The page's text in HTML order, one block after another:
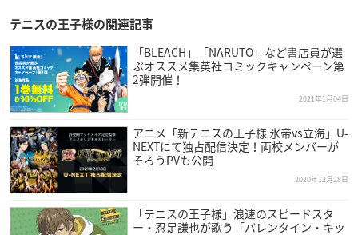
テニスの王子様の関連記事
「BLEACH」「NARUTO」など書店員が選
ぶオススメ集英社コミックキャンペーン第
2弾開催！
2021年1月04日
アニメ「新テニスの王子様 氷帝vs立海」U-
NEXTにて独占配信決定！両校メンバーが
そろうPVも公開
2020年12月28日
「テニスの王子様」浪速のスピードスタ
ー・忍足謙也が歌う「バレンタイン・キッ